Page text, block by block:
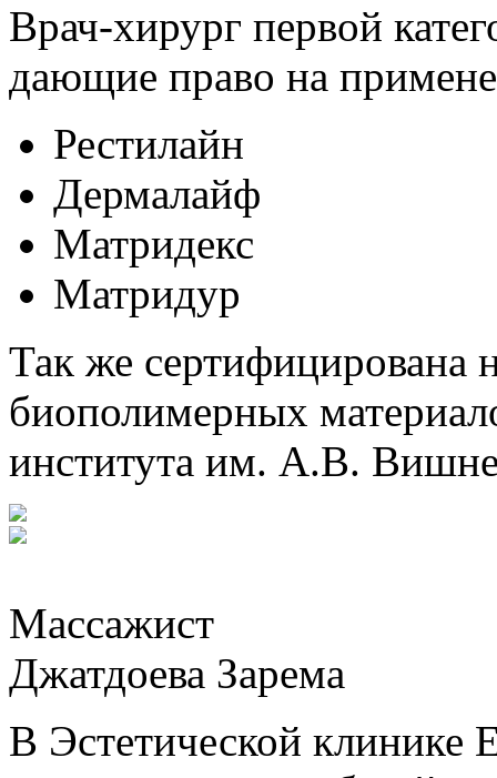
Врач-хирург первой
дающие право на
Рестилайн
Дермалайф
Матридекс
Матридур
Так же сертифицирована
биополимерных
института им. А.В.
Массажист
Джатдоева Зарема
В Эстетической клинике